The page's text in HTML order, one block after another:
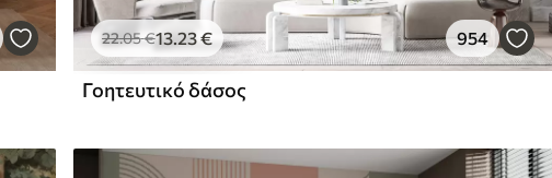
22.05€13.23€ 954
Γοητευτικό δάσος